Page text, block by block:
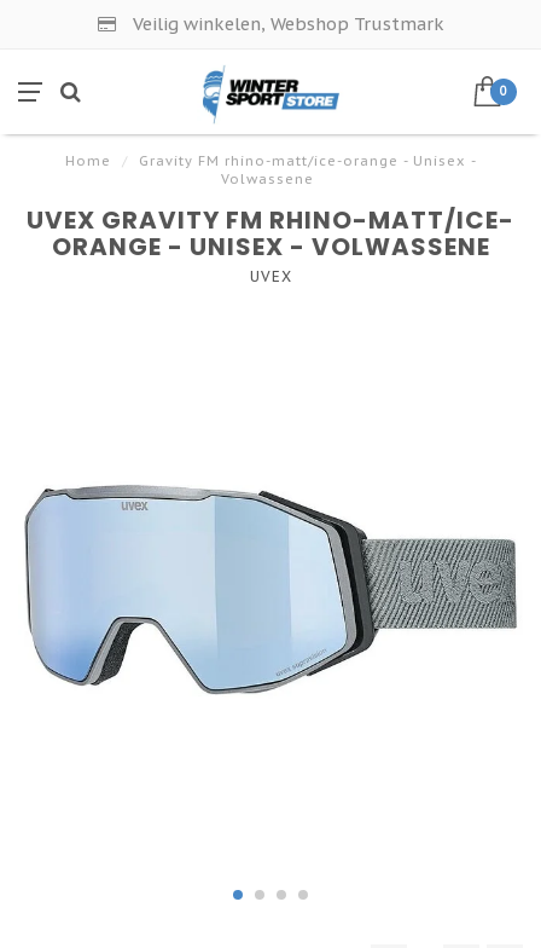
Veilig winkelen, Webshop Trustmark
0
Home /
Gravity FM rhino-matt/ice-orange - Unisex -
Volwassene
UVEX GRAVITY FM RHINO-MATT/ICE-
ORANGE - UNISEX - VOLWASSENE
UVEX